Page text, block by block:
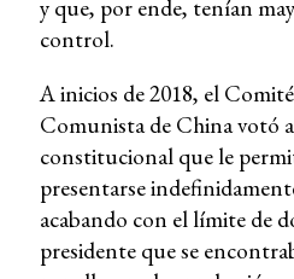
y que, por ende, tenían
control.
A inicios de 2018, el
Comunista de China votó
constitucional que le
presentarse
acabando con el límite de
presidente que se